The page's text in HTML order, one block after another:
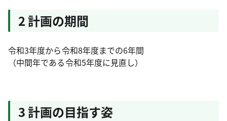
2 計画の期間
令和3年度から令和8年度までの6年間
（中間年である令和5年度に見直し）
3 計画の目指す姿